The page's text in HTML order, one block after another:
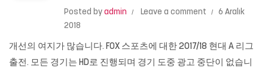
Posted by admin Leave a comment
6 Aralık
2018
개선의 여지가 많습니다. FOX 스포츠에 대한 2017/18 현대 A 리그
출전. 모든 경기는 HD로 진행되며 경기 도중 광고 중단이 없습니